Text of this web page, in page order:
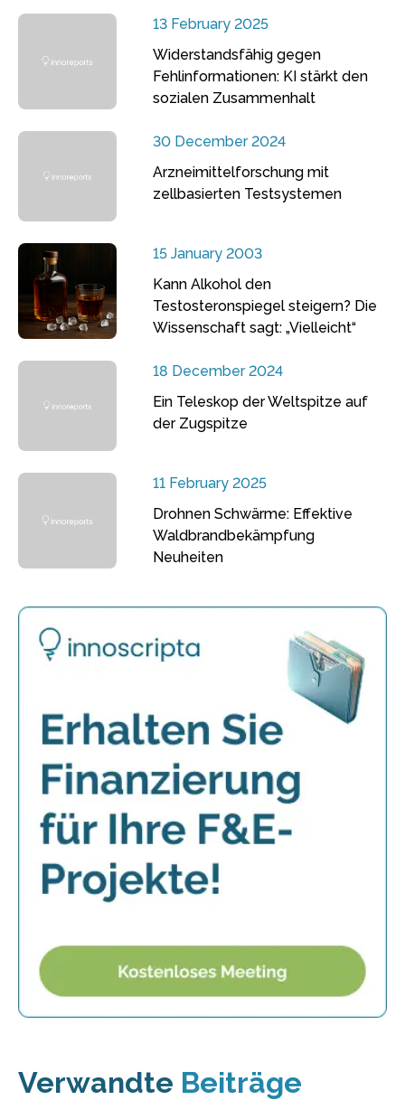
13 February 2025
Widerstandsfähig gegen
Fehlinformationen: KI stärkt den
sozialen Zusammenhalt
30 December 2024
Arzneimittelforschung mit
zellbasierten Testsystemen
15 January 2003
Kann Alkohol den
Testosteronspiegel steigern? Die
Wissenschaft sagt: „Vielleicht“
18 December 2024
Ein Teleskop der Weltspitze auf
der Zugspitze
11 February 2025
Drohnen Schwärme: Effektive
Waldbrandbekämpfung
Neuheiten
Verwandte Beiträge